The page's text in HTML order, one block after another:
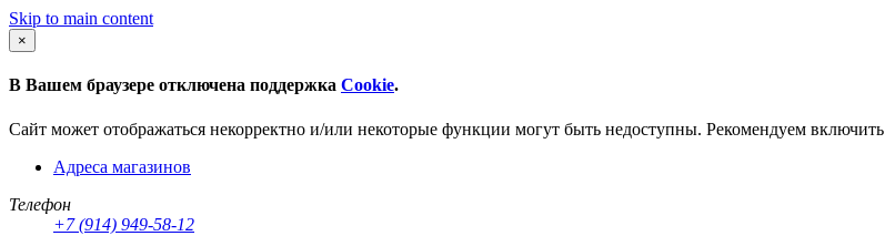
Skip to main content
×
В Вашем браузере отключена поддержка Cookie.
Сайт может отображаться некорректно и/или некоторые функции могут быть недоступны. Рекомендуем включить
Адреса магазинов
Телефон
+7 (914) 949-58-12